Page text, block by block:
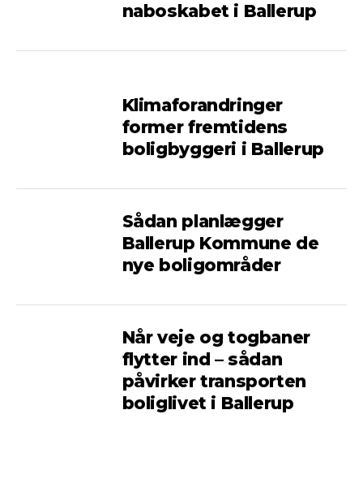
naboskabet i Ballerup
Klimaforandringer
former fremtidens
boligbyggeri i Ballerup
Sådan planlægger
Ballerup Kommune de
nye boligområder
Når veje og togbaner
flytter ind – sådan
påvirker transporten
boliglivet i Ballerup